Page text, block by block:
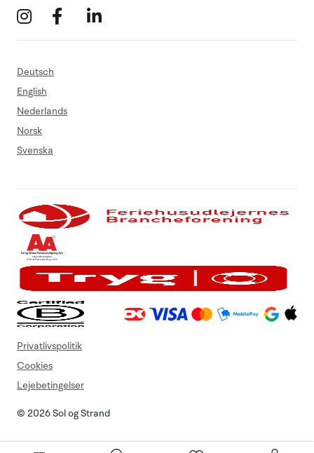
Deutsch
English
Nederlands
Norsk
Svenska
© 2026 Sol og Strand
Privatlivspolitik
Cookies
Lejebetingelser